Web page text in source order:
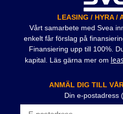
LEASING / HYRA /
Vårt samarbete med Svea
enkelt får förslag på
Finansiering upp till 100%.
kapital. Läs gärna mer om
ANMÄL DIG TILL
Din e-postadress